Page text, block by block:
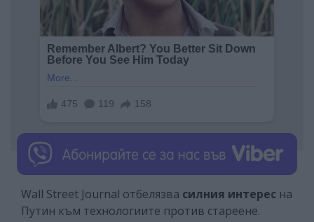
Wall Street Journal отбелязва силния интерес на
Путин към технологиите против стареене.